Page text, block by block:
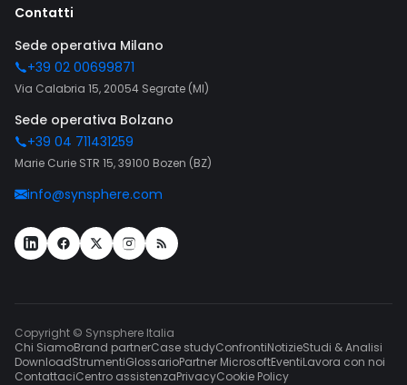
Contatti
Sede operativa Milano
+39 02 00699871
Via Calabria 15, 20054 Segrate (MI)
Sede operativa Bolzano
+39 04 711431259
Marie Curie STR 15, 39100 Bozen (BZ)
info@synsphere.com
Copyright © Synsphere Italia
Chi SiamoBrand partnerCase studyConfrontiNotizieStudi & Analisi
DownloadStrumentiGlossarioPartner MicrosoftEventiLavora con noi
ContattaciCentro assistenzaPrivacyCookie Policy